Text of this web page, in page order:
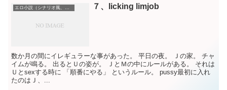
エロ小説（シナリオ風、初めて書いた） ７、licking limjob
数か月の間にイレギュラーな事があった。 平日の夜。 Ｊの家。 チャ
イムが鳴る。 出るとＵの姿が。 ＪとＭの中にルールがある。 それは
Ｕとsexする時に 「順番にやる」 というルール。 pussy最初に入れ
たのはＪ、...